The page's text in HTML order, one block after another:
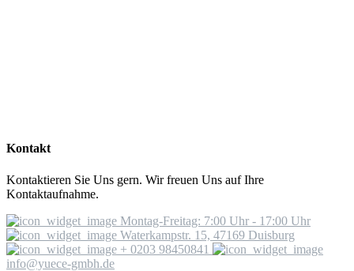
Kontakt
Kontaktieren Sie Uns gern. Wir freuen Uns auf Ihre
Kontaktaufnahme.
Montag-Freitag: 7:00 Uhr - 17:00 Uhr
Waterkampstr. 15, 47169 Duisburg
+ 0203 98450841
info@yuece-gmbh.de